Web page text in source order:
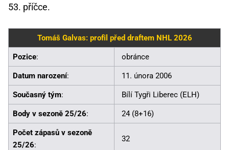
53. příčce.
Tomáš Galvas: profil před draftem NHL 2026
Pozice: obránce
Datum narození: 11. února 2006
Současný tým: Bílí Tygři Liberec (ELH)
Body v sezoně 25/26: 24 (8+16)
Počet zápasů v sezoně
25/26:
32